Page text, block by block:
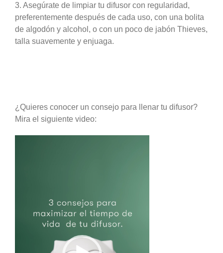
3. Asegúrate de limpiar tu difusor con regularidad,
preferentemente después de cada uso, con una bolita
de algodón y alcohol, o con un poco de jabón Thieves,
talla suavemente y enjuaga.
¿Quieres conocer un consejo para llenar tu difusor?
Mira el siguiente video: